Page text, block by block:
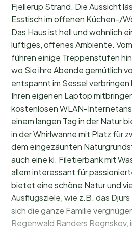
Fjellerup Strand. Die Aussicht
Esstisch im offenen Küchen-/
Das Haus ist hell und wohnlich
luftiges, offenes Ambiente.
führen einige Treppenstufen
wo Sie ihre Abende gemütlich
entspannt im Sessel
Ihren eigenen Laptop
kostenlosen WLAN-
einem langen Tag in der Natur
in der Whirlwanne mit Platz für
dem eingezäunten
auch eine kl. Filetierbank mit
allem interessant für
bietet eine schöne Natur und
Ausflugsziele, wie z.B. das
sich die ganze Familie
Regenwald Randers Regnskov,